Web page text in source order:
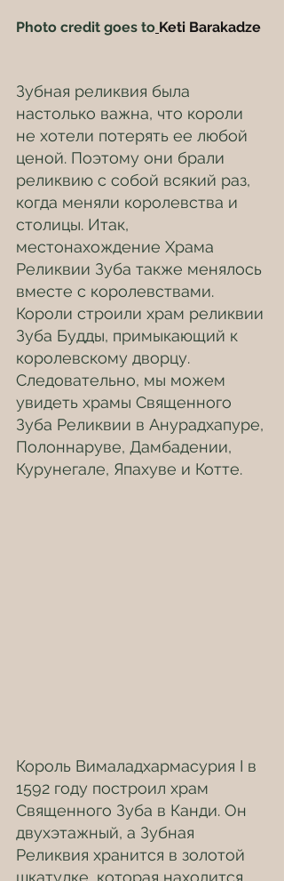
Photo credit goes to Keti Barakadze
Зубная реликвия была
настолько важна, что короли
не хотели потерять ее любой
ценой. Поэтому они брали
реликвию с собой всякий раз,
когда меняли королевства и
столицы. Итак,
местонахождение Храма
Реликвии Зуба также менялось
вместе с королевствами.
Короли строили храм реликвии
Зуба Будды, примыкающий к
королевскому дворцу.
Следовательно, мы можем
увидеть храмы Священного
Зуба Реликвии в Анурадхапуре,
Полоннаруве, Дамбадении,
Курунегале, Япахуве и Котте.
Король Вималадхармасурия I в
1592 году построил храм
Священного Зуба в Канди. Он
двухэтажный, а Зубная
Реликвия хранится в золотой
шкатулке, которая находится